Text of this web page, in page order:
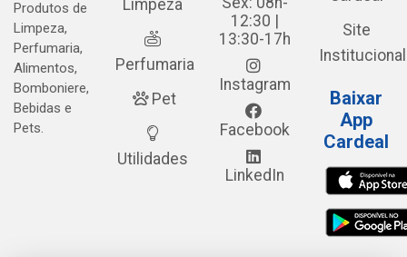
Produtos de
Limpeza,
Perfumaria,
Alimentos,
Bomboniere,
Bebidas e
Pets.
Limpeza
Perfumaria
Pet
Utilidades
12:30 |
13:30-17h
Instagram
Facebook
LinkedIn
Site
Institucional
Baixar
App
Cardeal